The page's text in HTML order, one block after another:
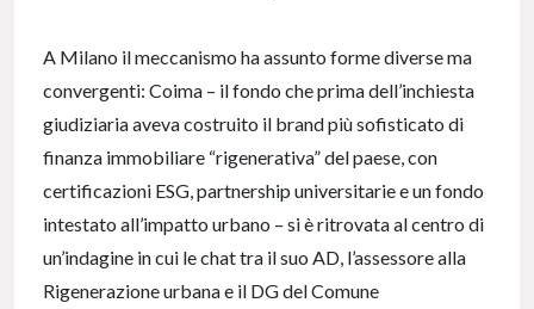
A Milano il meccanismo ha assunto forme diverse ma
convergenti: Coima – il fondo che prima dell’inchiesta
giudiziaria aveva costruito il brand più sofisticato di
finanza immobiliare “rigenerativa” del paese, con
certificazioni ESG, partnership universitarie e un fondo
intestato all’impatto urbano – si è ritrovata al centro di
un’indagine in cui le chat tra il suo AD, l’assessore alla
Rigenerazione urbana e il DG del Comune